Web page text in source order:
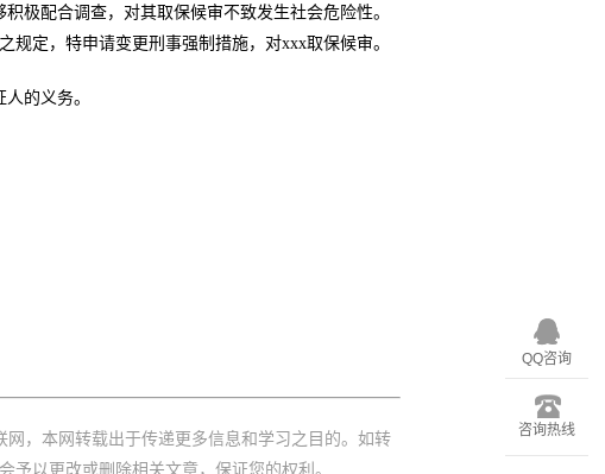
极配合调查，对其取保候审不致发生社会危险性。
规定，特申请变更刑事强制措施，对xxx取保候审。
的义务。
网，本网转载出于传递更多信息和学习之目的。如转
予以更改或删除相关文章，保证您的权利。
QQ咨询
咨询热线